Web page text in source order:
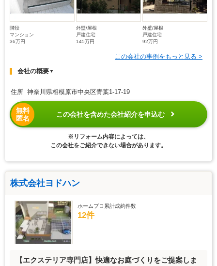
階段
マンション
36万円
外壁/屋根
戸建住宅
145万円
外壁/屋根
戸建住宅
92万円
この会社の事例をもっと見る >
会社の概要▼
住所 神奈川県相模原市中央区青葉1-17-19
無料
匿名
この会社を含めた会社紹介を申込む
※リフォーム内容によっては、
この会社をご紹介できない場合があります。
株式会社ヨドハン
ホームプロ累計成約件数
12件
【エクステリア専門店】快適なお庭づくりをご提案しま